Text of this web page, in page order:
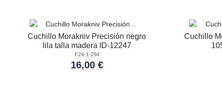
Cuchillo Morakniv Precisión negro
lila talla madera ID-12247
F24-1-294
16,00 €
Cuchillo